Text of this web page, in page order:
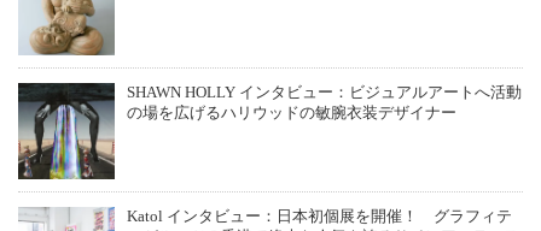
SHAWN HOLLY インタビュー：ビジュアルアートへ活動
の場を広げるハリウッドの敏腕衣装デザイナー
Katol インタビュー：日本初個展を開催！ グラフィテ